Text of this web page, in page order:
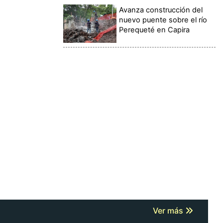
Avanza construcción del
nuevo puente sobre el río
Perequeté en Capira
Ver más